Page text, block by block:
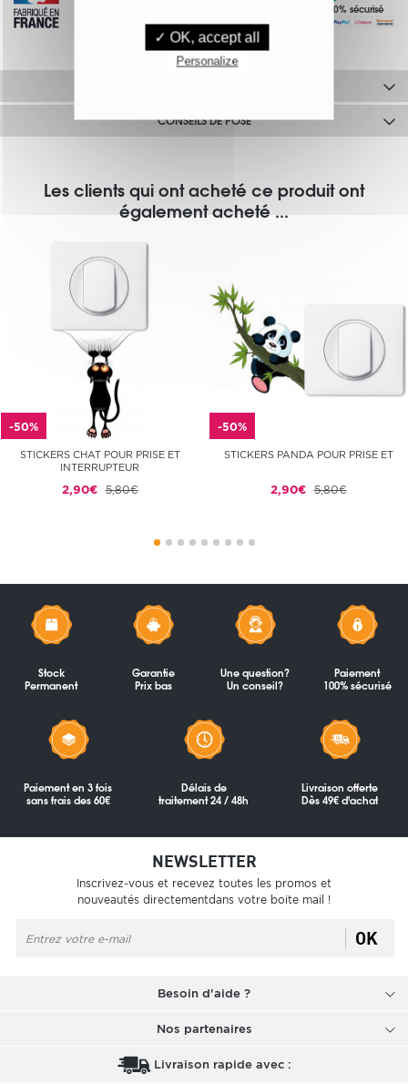
Dès 49€ d'achat
Paiement 100% sécurisé
CONSEILS DE POSE
Les clients qui ont acheté ce produit ont
également acheté ...
-50%
STICKERS CHAT POUR PRISE ET
INTERRUPTEUR
2,90€ 5,80€
-50%
STICKERS PANDA POUR PRISE ET
2,90€ 5,80€
Stock
Permanent
Garantie
Prix bas
Une question?
Un conseil?
Paiement
100% sécurisé
Paiement en 3 fois
sans frais des 60€
Délais de
traitement 24 / 48h
Livraison offerte
Dès 49€ d'achat
NEWSLETTER
Inscrivez-vous et recevez toutes les promos et
nouveautés directementdans votre boite mail !
OK
Besoin d'aide ?
Nos partenaires
Livraison rapide avec :
✓ OK, accept all
Personalize